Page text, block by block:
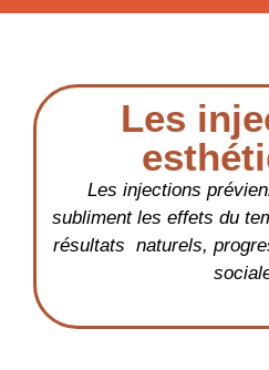
Les
Les injections
subliment les effets du
résultats naturels,